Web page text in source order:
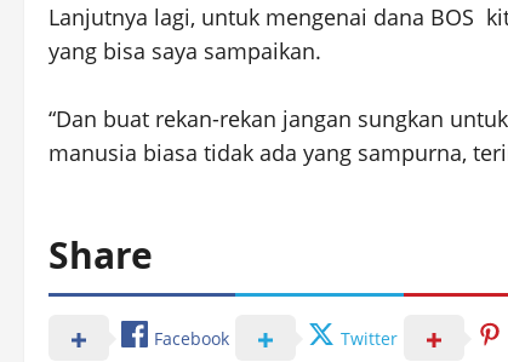
Lanjutnya lagi, untuk mengenai dana BOS
yang bisa saya sampaikan.
“Dan buat rekan-rekan jangan sungkan
manusia biasa tidak ada yang sampurna,
Share
Facebook Twitter